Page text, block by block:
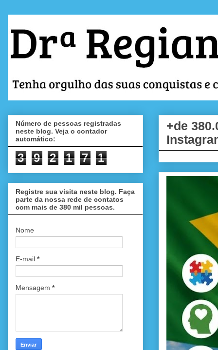
+de
Número de pessoas registradas
neste blog. Veja o contador
automático:
3 9 2 1 7 1
Registre sua visita neste blog. Faça
parte da nossa rede de contatos
com mais de 380 mil pessoas.
Nome
E-mail *
Mensagem *